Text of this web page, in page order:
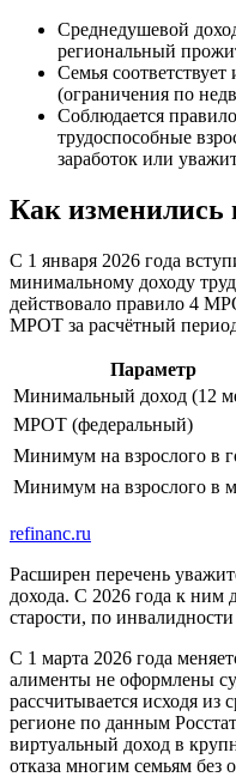
Среднедушевой
региональный
Семья
(ограничения по
Соблюдается
трудоспособные
заработок или
Как изменились
С 1 января 2026 года
минимальному доходу
действовало правило 4
МРОТ за расчётный
Параметр
Минимальный доход (12
МРОТ (федеральный)
Минимум на взрослого в
Минимум на взрослого в
refinanc.ru
Расширен перечень
дохода. С 2026 года к ним
старости, по
С 1 марта 2026 года
алименты не оформлены
рассчитывается исходя из
регионе по данным
виртуальный доход в
отказа многим семьям